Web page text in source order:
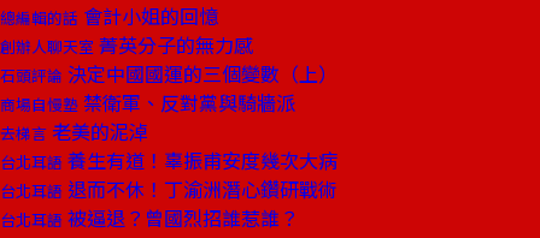
總編輯的話 會計小姐的回憶
創辦人聊天室 菁英分子的無力感
石頭評論 決定中國國運的三個變數（上）
商場自慢塾 禁衛軍、反對黨與騎牆派
去梯言 老美的泥淖
台北耳語 養生有道！辜振甫安度幾次大病
台北耳語 退而不休！丁渝洲潛心鑽研戰術
台北耳語 被逼退？曾國烈招誰惹誰？